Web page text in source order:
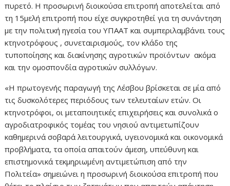
πυρετό. Η προσωρινή διοικούσα επιτροπή αποτελείται από
τη 15μελή επιτροπή που είχε συγκροτηθεί για τη συνάντηση
με την πολιτική ηγεσία του ΥΠΑΑΤ και συμπεριλαμβάνει τους
κτηνοτρόφους , συνεταιρισμούς, τον κλάδο της
τυποποίησης και διακίνησης αγροτικών προϊόντων ακόμα
και την ομοσπονδία αγροτικών συλλόγων.
«Η πρωτογενής παραγωγή της Λέσβου βρίσκεται σε μία από
τις δυσκολότερες περιόδους των τελευταίων ετών. Οι
κτηνοτρόφοι, οι μεταποιητικές επιχειρήσεις και συνολικά ο
αγροδιατροφικός τομέας του νησιού αντιμετωπίζουν
καθημερινά σοβαρά λειτουργικά, υγειονομικά και οικονομικά
προβλήματα, τα οποία απαιτούν άμεση, υπεύθυνη και
επιστημονικά τεκμηριωμένη αντιμετώπιση από την
Πολιτεία» σημειώνει η προσωρινή διοικούσα επιτροπή που